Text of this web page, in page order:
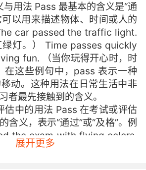
用法 Pass 最基本的含义是“通
可以用来描述物体、时间或人的
car passed the traffic light.
绿灯。） Time passes quickly
fun. （当你玩得开心时，时
在这些例句中，pass 表示一种
动。这种用法在日常生活中非
者最先接触到的含义。
估中的用法 Pass 在考试或评估
含义，表示“通过”或“及格”。例
the exam with flying colors.
绩通过了考试。） If you study
展开更多